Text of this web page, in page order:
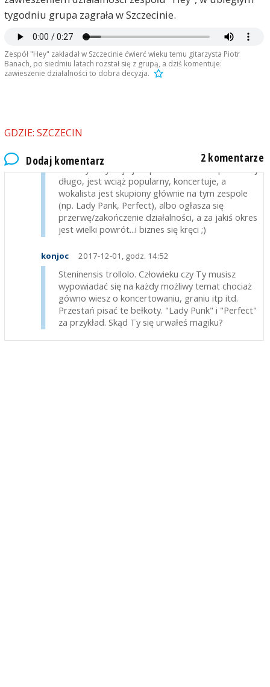
tygodniu grupa zagrała w Szczecinie.
Zespół "Hey" zakładał w Szczecinie ćwierć wieku temu gitarzysta Piotr
Banach, po siedmiu latach rozstał się z grupą, a dziś komentuje:
zawieszenie działalności to dobra decyzja.
GDZIE: SZCZECIN
Dodaj komentarz 2 komentarze
W muzyce sytucja jest prosta - albo zespół istnieje
długo, jest wciąż popularny, koncertuje, a
wokalista jest skupiony głównie na tym zespole
(np. Lady Pank, Perfect), albo ogłasza się
przerwę/zakończenie działalności, a za jakiś okres
jest wielki powrót...i biznes się kręci ;)
konjoc 2017-12-01, godz. 14:52
Steninensis trollolo. Człowieku czy Ty musisz
wypowiadać się na każdy możliwy temat chociaż
gówno wiesz o koncertowaniu, graniu itp itd.
Przestań pisać te bełkoty. "Lady Punk" i "Perfect"
za przykład. Skąd Ty się urwałeś magiku?